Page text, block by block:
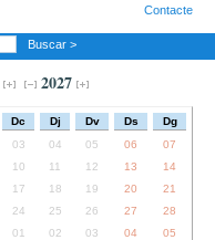
Contacte
Buscar >
2027
Dc Dj Dv Ds
Dg
03 04 05 06
07
10 11 12 13
14
17 18 19 20
21
24 25 26 27
28
01 02 03 04 05